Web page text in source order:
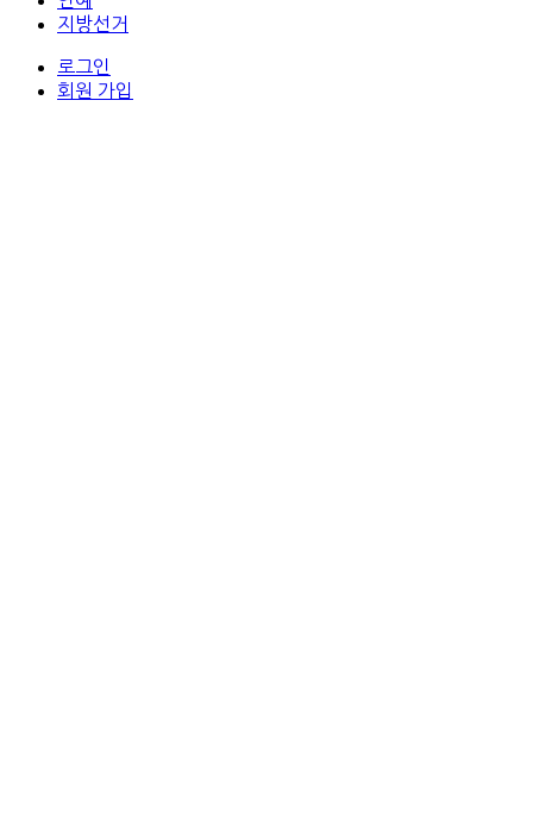
지방선거
로그인
회원 가입